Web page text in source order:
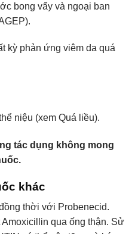
bong vẩy và ngoại ban
kỳ phản ứng viêm da quá
niệu (xem Quá liều).
tác dụng không mong
khác
thời với Probenecid.
qua ống thận. Sử